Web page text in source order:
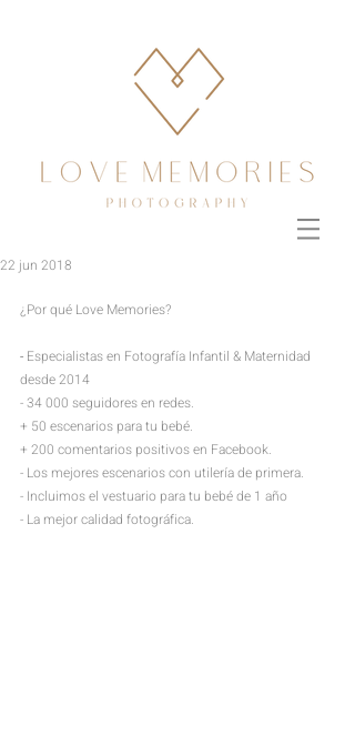
22 jun 2018
¿Por qué Love Memories?
- Especialistas en Fotografía Infantil & Maternidad
desde 2014
- 34 000 seguidores en redes.
+ 50 escenarios para tu bebé.
+ 200 comentarios positivos en Facebook.
- Los mejores escenarioscon utilería de primera.
- Incluimos el vestuario para tu bebé de 1 año
- La mejor calidad fotográfica.